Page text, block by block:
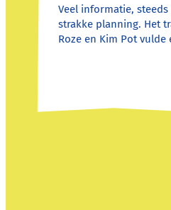
Veel informatie,
strakke planning. Het
Roze en Kim Pot